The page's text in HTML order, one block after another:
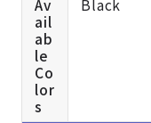
Av
ail
ab
le
Co
lor
s
Black